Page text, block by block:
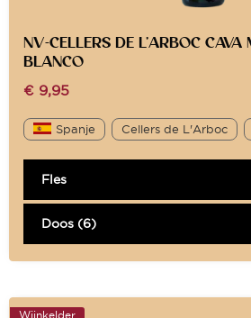
NV-CELLERS DE L’ARBOC
BLANCO
€ 9,95
Spanje Cellers de L'Arboc
Fles
Doos (6)
Wijnkelder